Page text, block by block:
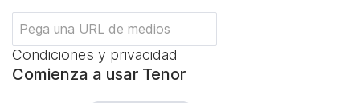
Condiciones y privacidad
Comienza a usar Tenor